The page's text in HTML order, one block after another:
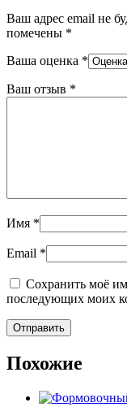
Ваш адрес email не
помечены *
Ваша оценка *
Ваш отзыв *
Имя *
Email *
Сохранить моё
последующих моих
Похожие